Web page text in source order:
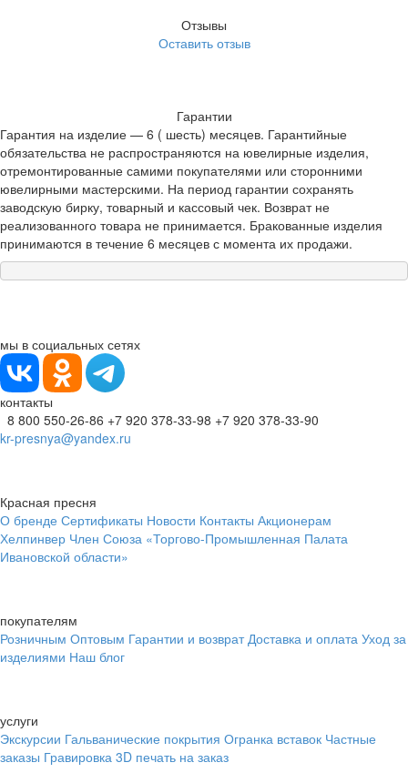
Отзывы
Оставить отзыв
Гарантии
Гарантия на изделие — 6 ( шесть) месяцев. Гарантийные
обязательства не распространяются на ювелирные изделия,
отремонтированные самими покупателями или сторонними
ювелирными мастерскими. На период гарантии сохранять
заводскую бирку, товарный и кассовый чек. Возврат не
реализованного товара не принимается. Бракованные изделия
принимаются в течение 6 месяцев с момента их продажи.
мы в социальных сетях
контакты
8 800 550-26-86 +7 920 378-33-98 +7 920 378-33-90
kr-presnya@yandex.ru
Красная пресня
О бренде Сертификаты Новости Контакты Акционерам
Хелпинвер Член Союза «Торгово-Промышленная Палата
Ивановской области»
покупателям
Розничным Оптовым Гарантии и возврат Доставка и оплата Уход за
изделиями Наш блог
услуги
Экскурсии Гальванические покрытия Огранка вставок Частные
заказы Гравировка 3D печать на заказ